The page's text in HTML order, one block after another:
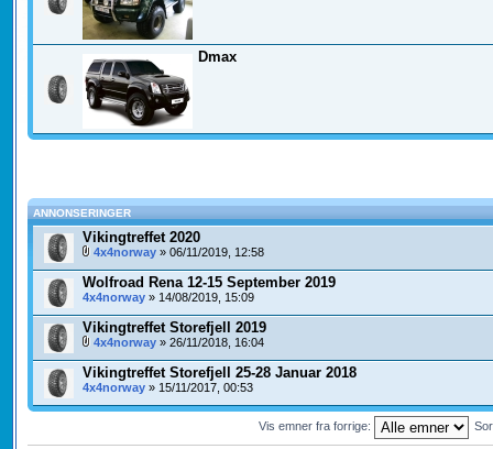
Dmax
ANNONSERINGER
Vikingtreffet 2020
4x4norway» 06/11/2019, 12:58
Wolfroad Rena 12-15 September 2019
4x4norway» 14/08/2019, 15:09
Vikingtreffet Storefjell 2019
4x4norway» 26/11/2018, 16:04
Vikingtreffet Storefjell 25-28 Januar 2018
4x4norway» 15/11/2017, 00:53
Vis emner fra forrige: